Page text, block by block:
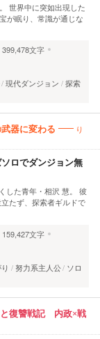
世界中に突如出現した
が眠り、常識が通じな
399,478文字
現代ダンジョン
探索
器に変わる
り
ロでダンジョン無
した青年・相沢 慧。 彼
たず、探索者ギルドで
159,427文字
努力系主人公 ソロ
と復讐戦記 内政×戦